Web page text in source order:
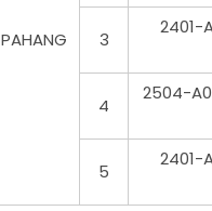
PAHANG 3
2401-
4
2504-
5
2401-